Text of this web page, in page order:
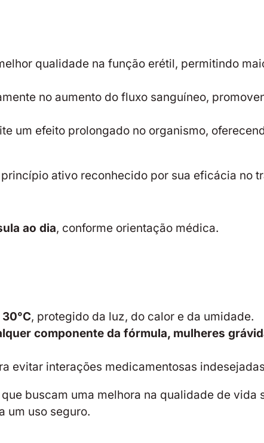
qualidade na função erétil, permitindo
no aumento do fluxo sanguíneo,
um efeito prolongado no organismo,
princípio ativo reconhecido por sua eficácia no
ao dia, conforme orientação médica.
30°C, protegido da luz, do calor e da umidade.
componente da fórmula, mulheres
evitar interações medicamentosas
buscam uma melhora na qualidade de vida
um uso seguro.